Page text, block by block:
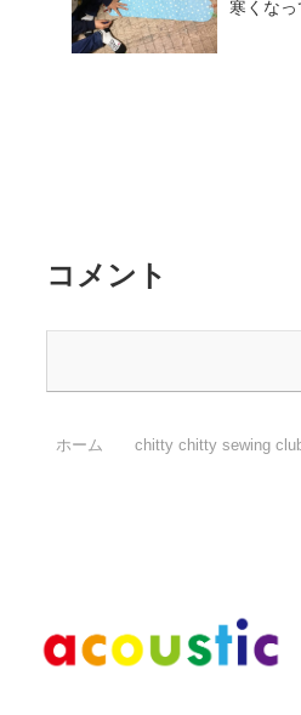
寒くなっ
コメント
ホーム chitty chitty sewing